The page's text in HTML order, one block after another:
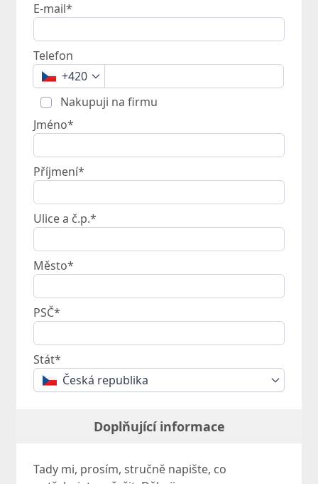
E-mail*
Telefon
+420
Nakupuji na firmu
Jméno*
Příjmení*
Ulice a č.p.*
Město*
PSČ*
Stát*
Česká republika
Doplňující informace
Tady mi, prosím, stručně napište, co